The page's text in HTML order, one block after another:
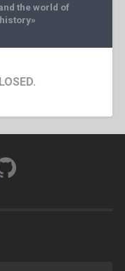
the world of